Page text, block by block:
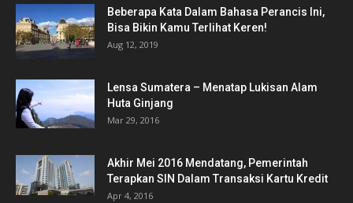
Beberapa Kata Dalam Bahasa Perancis Ini,
Bisa Bikin Kamu Terlihat Keren!
Aug 12, 2019
Lensa Sumatera – Menatap Lukisan Alam
Huta Ginjang
Mar 29, 2016
Akhir Mei 2016 Mendatang, Pemerintah
Terapkan SIN Dalam Transaksi Kartu Kredit
Apr 4, 2016